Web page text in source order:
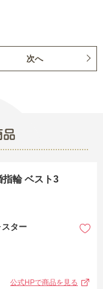
次へ
指輪 ベスト3
スター
公式HPで商品を見る